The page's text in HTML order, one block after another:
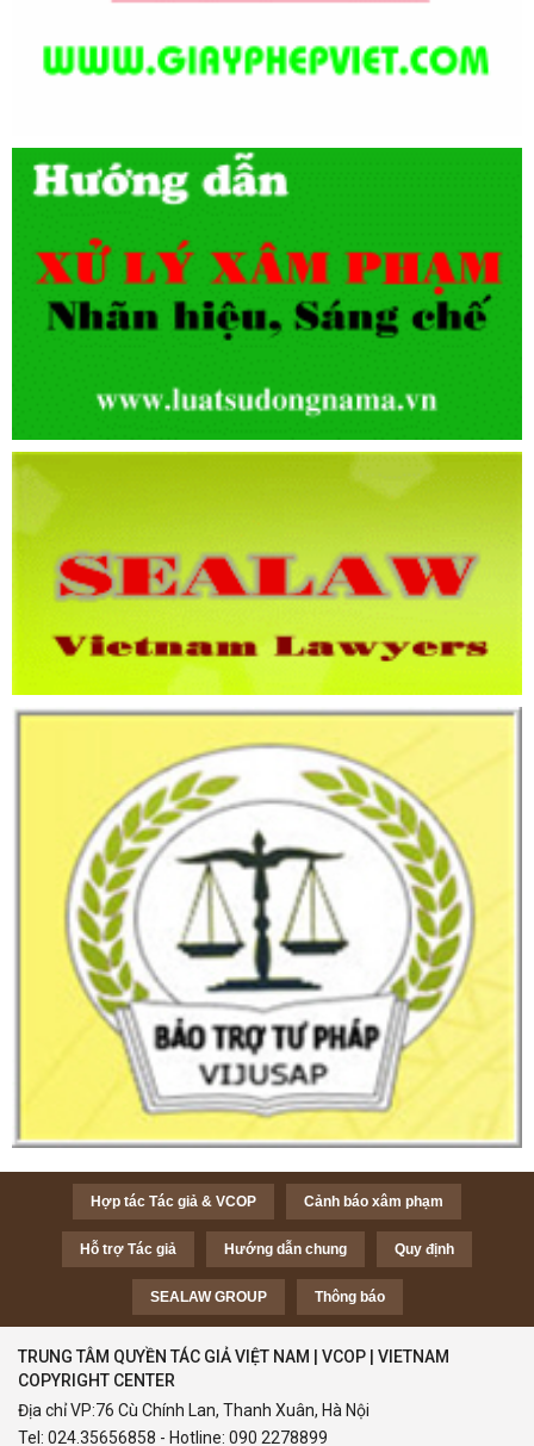
Hợp tác Tác giả & VCOP Cảnh báo xâm phạm
Hỗ trợ Tác giả Hướng dẫn chung Quy định
SEALAW GROUP Thông báo
TRUNG TÂM QUYỀN TÁC GIẢ VIỆT NAM | VCOP | VIETNAM
COPYRIGHT CENTER
Địa chỉ VP:76 Cù Chính Lan, Thanh Xuân, Hà Nội
Tel: 024.35656858 - Hotline: 090 2278899